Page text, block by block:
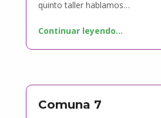
quinto taller hablamos…
Continuar leyendo…
Comuna 7